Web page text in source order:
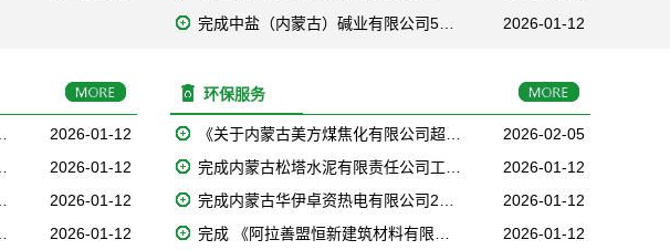
2026-01-12
完成中盐（内蒙古）碱业有限公司5…
2026-01-12
2026-01-12
2026-01-12
2026-01-12
环保服务
2026-02-05
《关于内蒙古美方煤焦化有限公司超…
2026-01-12
完成内蒙古松塔水泥有限责任公司工…
2026-01-12
完成内蒙古华伊卓资热电有限公司2…
2026-01-12
完成 《阿拉善盟恒新建筑材料有限…